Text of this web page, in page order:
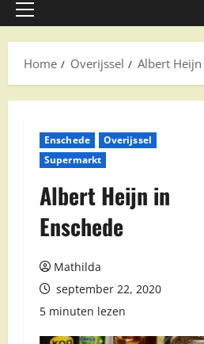
Primair
Home
Overijssel Albert Heijn
Enschede
Overijssel
Supermarkt
Albert Heijn in
Enschede
Mathilda
september 22, 2020
5 minuten lezen